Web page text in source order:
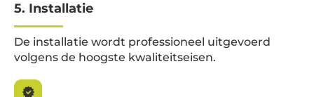
5. Installatie
De installatie wordt professioneel uitgevoerd
volgens de hoogste kwaliteitseisen.